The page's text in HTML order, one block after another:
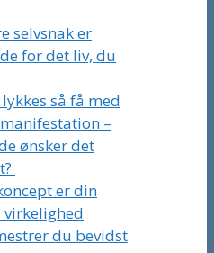
selvsnak er
for det liv, du
så få med
–
ønsker det
er din
virkelighed
du bevidst